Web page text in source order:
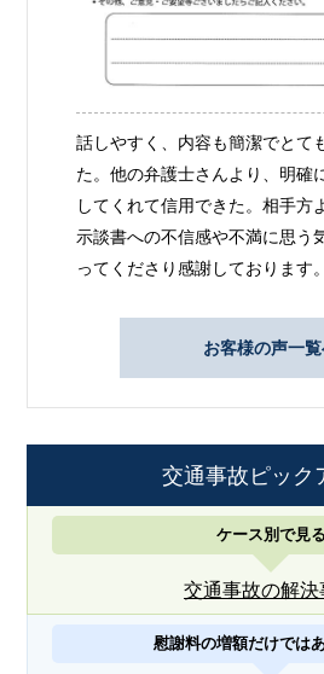
話しやすく、内容も簡潔でとて
た。他の弁護士さんより、明確
してくれて信用できた。相手方
示談書への不信感や不満に思う
ってくださり感謝しております。
お客様の声一
交通事故ピック
ケース別で見る
交通事故の解決
慰謝料の増額だけでは